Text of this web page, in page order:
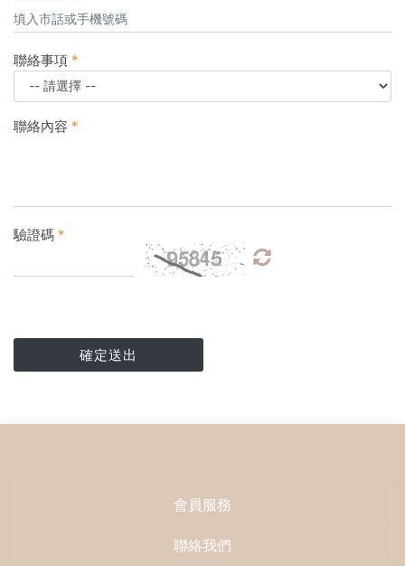
聯絡事項 *
聯絡內容 *
驗證碼 *
確定送出
會員服務
聯絡我們